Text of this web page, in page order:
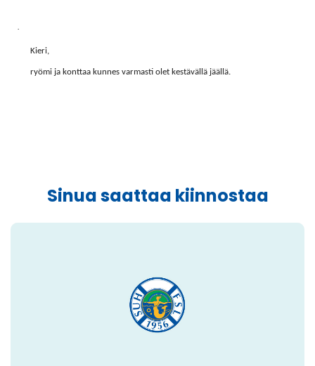
·
Kieri,
ryömi ja konttaa kunnes varmasti olet kestävällä jäällä.
Sinua saattaa kiinnostaa